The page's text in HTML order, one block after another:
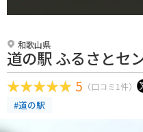
和歌山県
道の駅 ふるさとセ
5 （口コミ1件）
#道の駅